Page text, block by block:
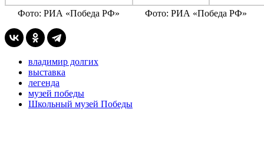
Фото: РИА «Победа РФ» Фото: РИА «Победа РФ»
владимир долгих
выставка
легенда
музей победы
Школьный музей Победы